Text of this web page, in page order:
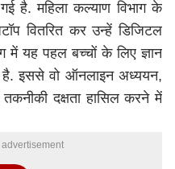
गई है. महिला कल्याण विभाग के
वितरित कर उन्हें डिजिटल
में यह पहल बच्चों के लिए ज्ञान
है. इससे वो ऑनलाइन अध्ययन,
तकनीकी दक्षता हासिल करने में